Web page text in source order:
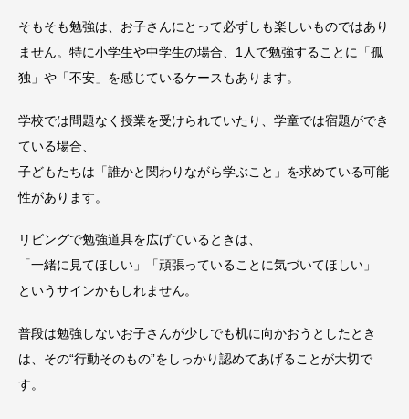
そもそも勉強は、お子さんにとって必ずしも楽しいものではあり
ません。特に小学生や中学生の場合、1人で勉強することに「孤
独」や「不安」を感じているケースもあります。
学校では問題なく授業を受けられていたり、学童では宿題ができ
ている場合、
子どもたちは「誰かと関わりながら学ぶこと」を求めている可能
性があります。
リビングで勉強道具を広げているときは、
「一緒に見てほしい」「頑張っていることに気づいてほしい」
というサインかもしれません。
普段は勉強しないお子さんが少しでも机に向かおうとしたとき
は、その“行動そのもの”をしっかり認めてあげることが大切で
す。